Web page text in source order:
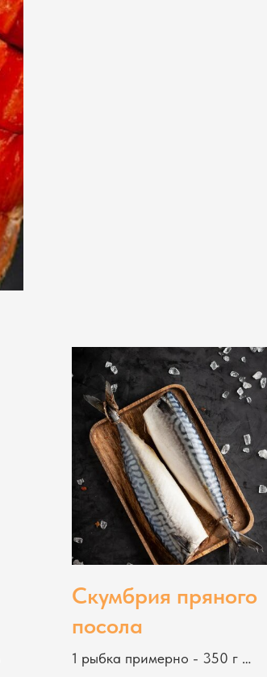
Скумбрия пряного
посола
1 рыбка примерно - 350 г